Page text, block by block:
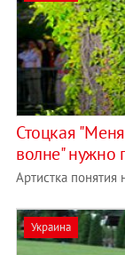
Стоцкая
волне" нужно
Артистка
Украина